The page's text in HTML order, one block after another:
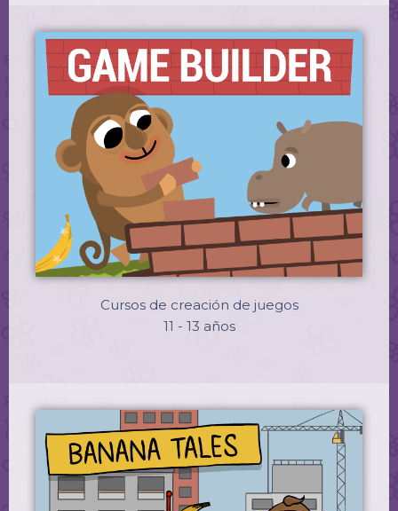
Cursos de creación de juegos
11 - 13 años